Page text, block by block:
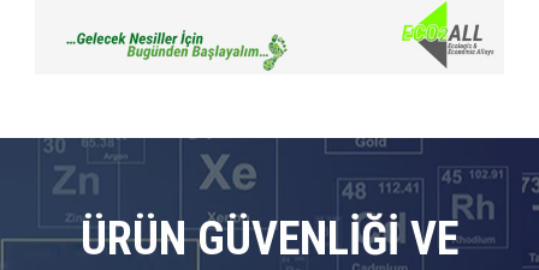
ÜRÜN GÜVENLİĞİ VE